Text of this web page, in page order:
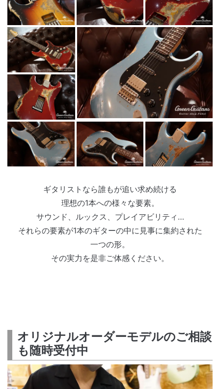
ギタリストなら誰もが追い求め続ける
理想の1本への様々な要素。
サウンド、ルックス、プレイアビリティ…
それらの要素が1本のギターの中に見事に集約された
一つの形。
その実力を是非ご体感ください。
オリジナルオーダーモデルのご相談
も随時受付中